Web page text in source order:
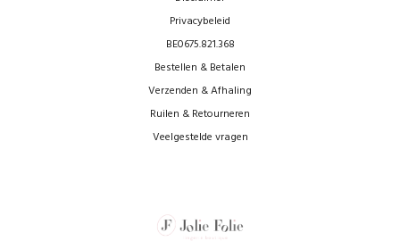
Privacybeleid
BE0675.821.368
Bestellen & Betalen
Verzenden & Afhaling
Ruilen & Retourneren
Veelgestelde vragen